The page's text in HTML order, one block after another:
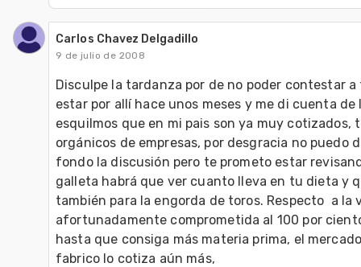
Carlos Chavez Delgadillo
9 de julio de 2008
Disculpe la tardanza por de no poder contestar
estar por allí hace unos meses y me di cuenta
esquilmos que en mi pais son ya muy cotizados,
orgánicos de empresas, por desgracia no puedo
fondo la discusión pero te prometo estar
galleta habrá que ver cuanto lleva en tu dieta y
también para la engorda de toros. Respecto  a
afortunadamente comprometida al 100 por
hasta que consiga más materia prima, el
fabrico lo cotiza aún más,